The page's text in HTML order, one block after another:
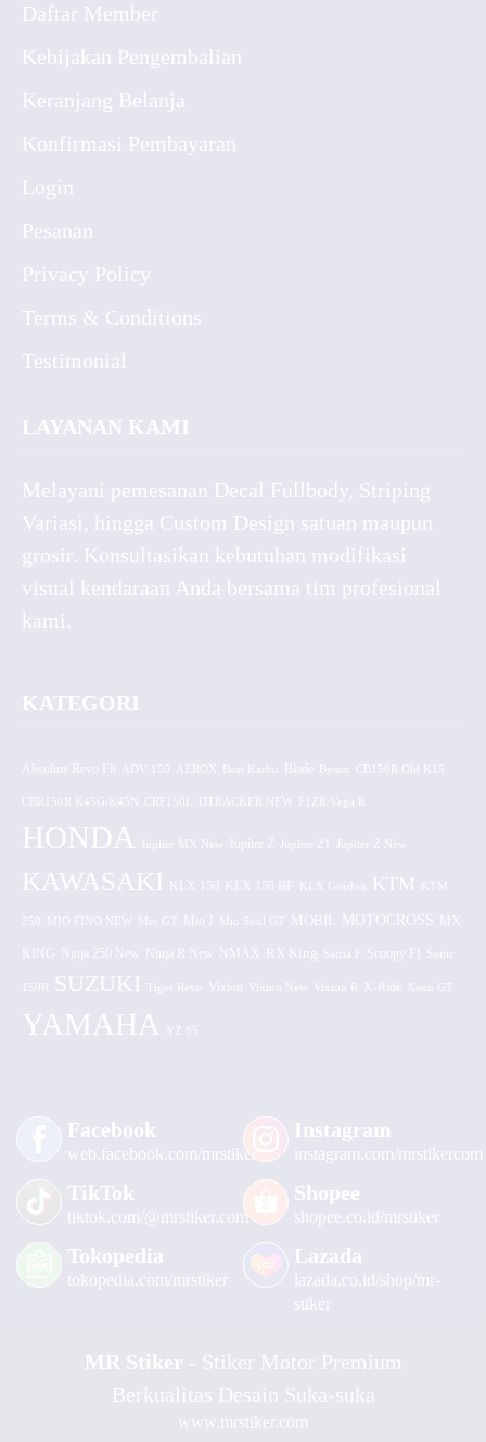
Daftar Member
Kebijakan Pengembalian
Keranjang Belanja
Konfirmasi Pembayaran
Login
Pesanan
Privacy Policy
Terms & Conditions
Testimonial
LAYANAN KAMI
Melayani pemesanan Decal Fullbody, Striping
Variasi, hingga Custom Design satuan maupun
grosir. Konsultasikan kebutuhan modifikasi
visual kendaraan Anda bersama tim profesional
kami.
KATEGORI
Absolute Revo Fit ADV 150 AEROX CB150R Old K15
CBR150R K45G/K45N CRF150L DTRACKER NEW F1ZR/Vega R
HONDA Jupiter MX New Jupiter Z Jupiter Z1 Jupiter Z New
KAWASAKI KLX 150 KLX 150 BF KLX Gordon KTM KTM
250 MIO FINO NEW Mio GT Mio J Mio Soul GT MOBIL MOTOCROSS MX
KING Ninja 250 New Ninja R New NMAX RX King Satria F Scoopy FI Sonic
150R SUZUKI Tiger Revo Vixion Vixion New Vixion R X-Ride Xeon GT
YAMAHA YZ 85
Facebook
web.facebook.com/mrstiker
Instagram
instagram.com/mrstikercom
TikTok
tiktok.com/@mrstiker.com
Shopee
shopee.co.id/mrstiker
Tokopedia
tokopedia.com/mrstiker
Lazada
lazada.co.id/shop/mr-
stiker
MR Stiker - Stiker Motor Premium
Berkualitas Desain Suka-suka
www.mrstiker.com